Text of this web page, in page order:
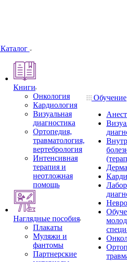
Каталог
Книги
Онкология
Кардиология
Визуальная
диагностика
Ортопедия,
травматология,
вертебрология
Интенсивная
терапия и
неотложная
помощь
Наглядные пособия
Плакаты
Муляжи и
фантомы
Партнерские
Обучение